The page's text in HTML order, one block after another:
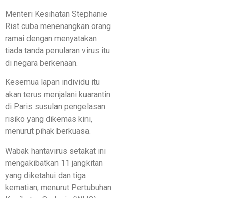
Menteri Kesihatan Stephanie
Rist cuba menenangkan orang
ramai dengan menyatakan
tiada tanda penularan virus itu
di negara berkenaan.
Kesemua lapan individu itu
akan terus menjalani kuarantin
di Paris susulan pengelasan
risiko yang dikemas kini,
menurut pihak berkuasa.
Wabak hantavirus setakat ini
mengakibatkan 11 jangkitan
yang diketahui dan tiga
kematian, menurut Pertubuhan